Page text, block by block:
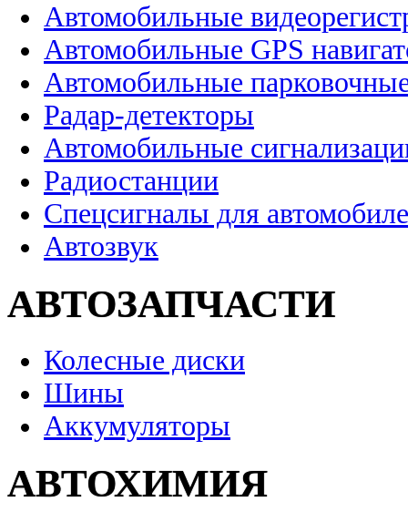
Автомобильные
Автомобильные GPS
Автомобильные
Радар-детекторы
Автомобильные
Радиостанции
Спецсигналы для
Автозвук
АВТОЗАПЧАСТИ
Колесные диски
Шины
Аккумуляторы
АВТОХИМИЯ